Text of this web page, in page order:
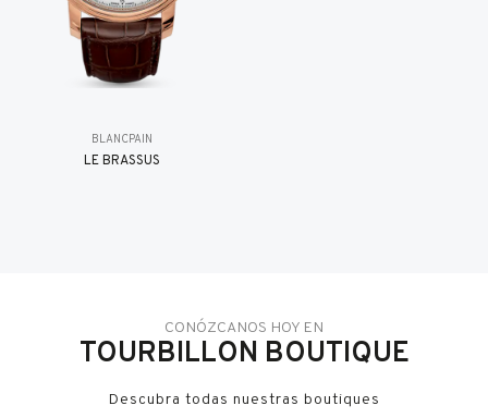
BLANCPAIN
LE BRASSUS
CONÓZCANOS HOY EN
TOURBILLON BOUTIQUE
Descubra todas nuestras boutiques